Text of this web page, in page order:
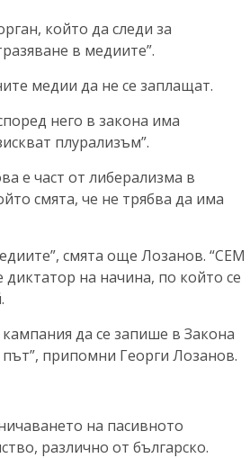
който да следи за
в медиите”.
медии да не се заплащат.
него в закона има
плурализъм”.
е част от либерализма в
смята, че не трябва да има
смята още Лозанов. “СЕМ
на начина, по който се
да се запише в Закона
припомни Георги Лозанов.
на пасивното
различно от българско.